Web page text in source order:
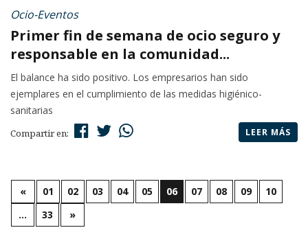
Ocio-Eventos
Primer fin de semana de ocio seguro y
responsable en la comunidad...
El balance ha sido positivo. Los empresarios han sido
ejemplares en el cumplimiento de las medidas higiénico-
sanitarias
Compartir en: LEER MÁS
« 01 02 03 04 05 06 07 08 09
10
…
33 »